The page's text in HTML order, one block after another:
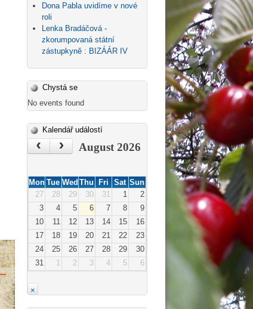
Dona Pabla uvidíme v nové
roli
Lenka Bradáčová -
zkorumpovaná státní
zástupkyně : BIZÁÁR IV
Chystá se
No events found
Kalendář událostí
‹ › August 2026
Mon Tue Wed Thu Fri Sat Sun
27
28 29 30 31 1
2
3
4 5 6 7 8
9
10
11 12 13 14 15
16
17
18 19 20 21 22
23
24
25 26 27 28 29
30
31
1 2 3 4 5 6
×